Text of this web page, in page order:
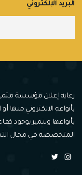
البريد الإلكتروني
رعاية إعلان مؤسسة
بأنواعه الالكتروني منها
بأنواعها وتتميز بوجود
المتخصصة في مجال